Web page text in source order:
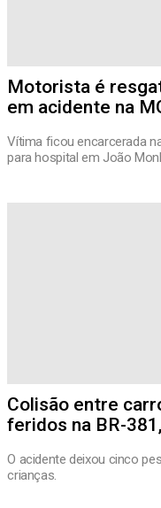
Motorista é
em acidente na
Vítima ficou encarcerada
para hospital em João
Colisão entre
feridos na BR-
O acidente deixou cinco
crianças.